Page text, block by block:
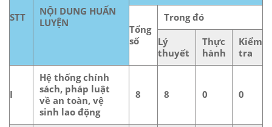
STT
NỘI DUNG HUẤN
LUYỆN
Tổng
số
Trong đó
Lý
thuyết
Thực
hành
Kiểm
tra
I
Hệ thống chính
sách, pháp luật
về an toàn, vệ
sinh lao động
8 8 0 0